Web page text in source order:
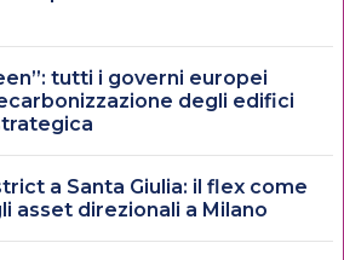
tutti i governi europei
degli edifici
a Santa Giulia: il flex come
asset direzionali a Milano